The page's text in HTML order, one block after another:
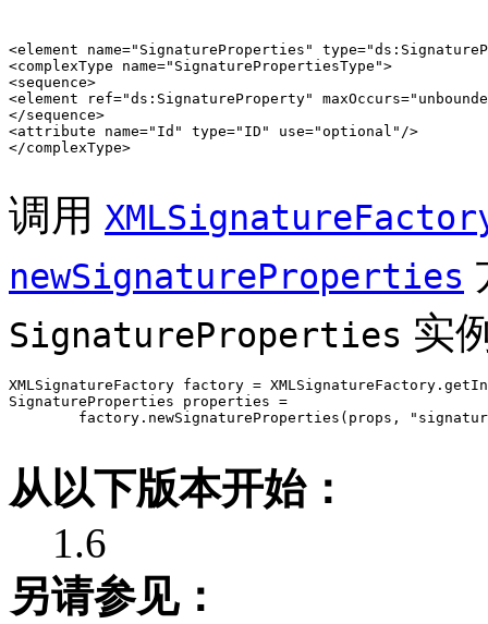
<element name="SignatureProperties"
<complexType name="SignaturePropertiesType">
<sequence>
<element ref="ds:SignatureProperty"
</sequence>
<attribute name="Id" type="ID" use="optional"/>
</complexType>
调用
newSignatureProperties
SignatureProperties 实
XMLSignatureFactory factory =
SignatureProperties properties =
factory.newSignatureProperties(props,
从以下版本开始：
1.6
另请参见：